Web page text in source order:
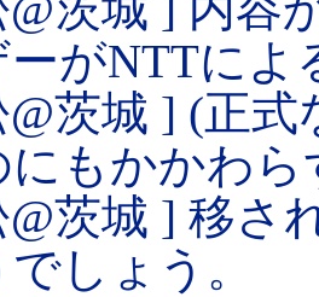
ーがNTTによ
@茨城 ] (正
にもかかわら
@茨城 ] 移さ
しょう。